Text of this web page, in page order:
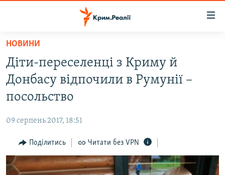
Перейти
основного
матеріалу
до
основної
навігації
Перейти
до
пошуку
ВОДА.КРИМ
ВІДЕО ТА ФОТО
БЛОГИ
ПОГЛЯД
ІНТЕРВ'Ю
НОВИНИ
Діти-переселенці з Криму й
Донбасу відпочили в Румунії –
посольство
09 серпень 2017, 18:51
Поділитись Читати без VPN